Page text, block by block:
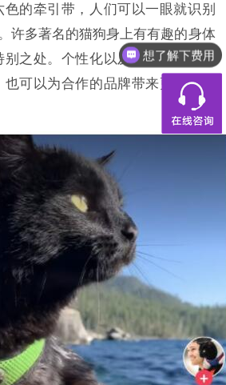
的牵引带，人们可以一眼就识别
许多著名的猫狗身上有有趣的身体
之处。个性化以及趣味性，是吸
可以为合作的品牌带来更好的曝
想了解下费用